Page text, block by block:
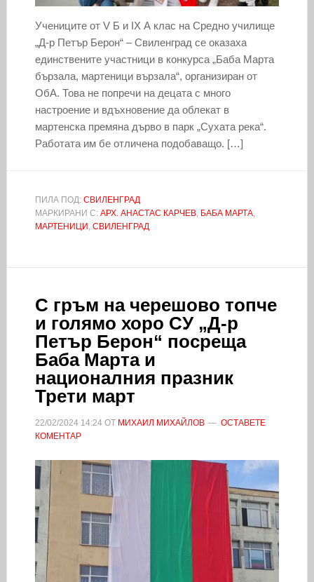
Учениците от V Б и IX А клас на Средно училище
„Д-р Петър Берон“ – Свиленград се оказаха
единствените участници в конкурса „Баба Марта
бързала, мартеници вързала“, организиран от
ОбА. Това не попречи на децата с много
настроение и вдъхновение да облекат в
мартенска премяна дърво в парк „Сухата река“.
Работата им бе отличена подобаващо. […]
ПИЛА ПОД: СВИЛЕНГРАД
МАРКИРАНИ С: АРХ. АНАСТАС КАРЧЕВ, БАБА МАРТА,
МАРТЕНИЦИ , СВИЛЕНГРАД
С гръм на черешово топче
и голямо хоро СУ „Д-р
Петър Берон“ посреща
Баба Марта и
националния празник
Трети март
22/02/2024 14:24ОТ МИХАИЛ МИХАЙЛОВ
ОСТАВЕТЕ
КОМЕНТАР